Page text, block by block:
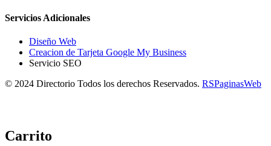
Servicios Adicionales
Diseño Web
Creacion de Tarjeta Google My Business
Servicio SEO
© 2024 Directorio Todos los derechos Reservados. RSPaginasWeb
Carrito